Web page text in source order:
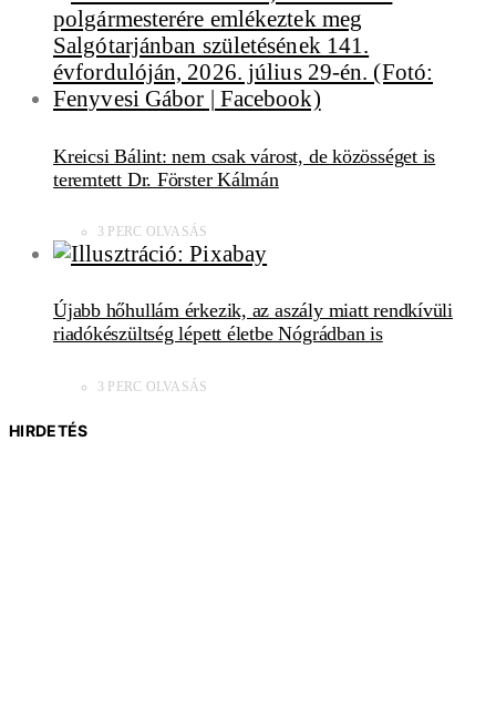
Kreicsi Bálint: nem csak várost, de közösséget is
teremtett Dr. Förster Kálmán
3 PERC OLVASÁS
Újabb hőhullám érkezik, az aszály miatt rendkívüli
riadókészültség lépett életbe Nógrádban is
3 PERC OLVASÁS
HIRDETÉS